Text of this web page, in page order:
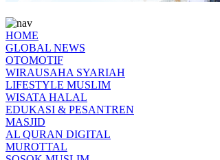
HOME
GLOBAL NEWS
OTOMOTIF
WIRAUSAHA SYARIAH
LIFESTYLE MUSLIM
WISATA HALAL
EDUKASI & PESANTREN
MASJID
AL QURAN DIGITAL
MUROTTAL